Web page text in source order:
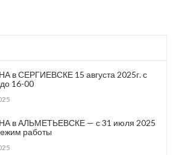
в СЕРГИЕВСКЕ 15 августа 2025г. с
16-00
в АЛЬМЕТЬЕВСКЕ — с 31 июля 2025
работы